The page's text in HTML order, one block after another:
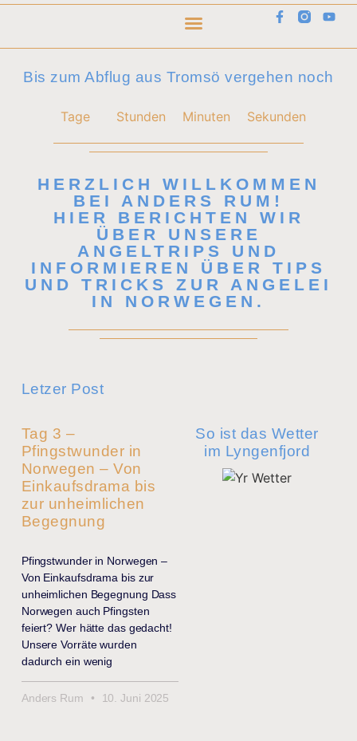
Bis zum Abflug aus Tromsö vergehen noch
Tage Stunden Minuten Sekunden
HERZLICH WILLKOMMEN
BEI ANDERS RUM!
HIER BERICHTEN WIR
ÜBER UNSERE
ANGELTRIPS UND
INFORMIEREN ÜBER TIPS
UND TRICKS ZUR ANGELEI
IN NORWEGEN.
Letzer Post
Tag 3 –
Pfingstwunder in
Norwegen – Von
Einkaufsdrama bis
zur unheimlichen
Begegnung
Pfingstwunder in Norwegen –
Von Einkaufsdrama bis zur
unheimlichen Begegnung Dass
Norwegen auch Pfingsten
feiert? Wer hätte das gedacht!
Unsere Vorräte wurden
dadurch ein wenig
Anders Rum 10. Juni 2025
So ist das Wetter
im Lyngenfjord